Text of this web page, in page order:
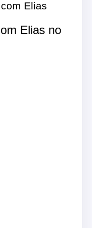
Elias
Elias no